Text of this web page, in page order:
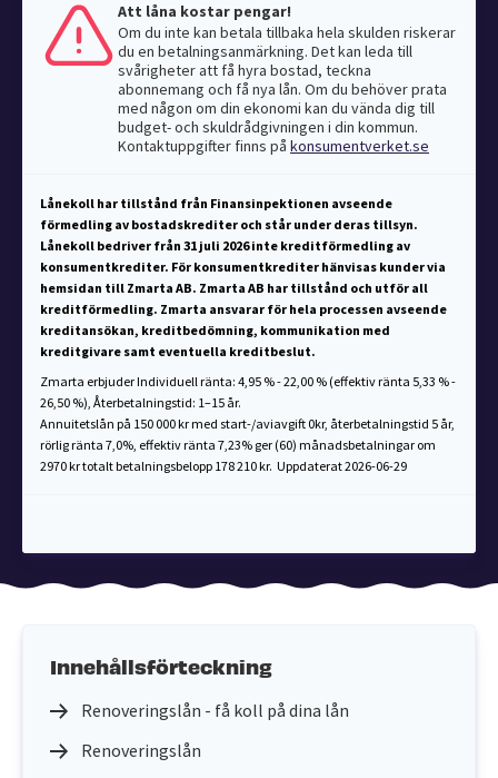
Att låna kostar pengar!
Om du inte kan betala tillbaka hela skulden riskerar
du en betalningsanmärkning. Det kan leda till
svårigheter att få hyra bostad, teckna
abonnemang och få nya lån. Om du behöver prata
med någon om din ekonomi kan du vända dig till
budget- och skuldrådgivningen i din kommun.
Kontaktuppgifter finns på konsumentverket.se
Lånekoll har tillstånd från Finansinpektionen avseende
förmedling av bostadskrediter och står under deras tillsyn.
Lånekoll bedriver från 31 juli 2026 inte kreditförmedling av
konsumentkrediter. För konsumentkrediter hänvisas kunder via
hemsidan till Zmarta AB. Zmarta AB har tillstånd och utför all
kreditförmedling. Zmarta ansvarar för hela processen avseende
kreditansökan, kreditbedömning, kommunikation med
kreditgivare samt eventuella kreditbeslut.
Zmarta erbjuder Individuell ränta: 4,95 % - 22,00 % (effektiv ränta 5,33 % -
26,50 %), Återbetalningstid: 1–15 år.
Annuitetslån på 150 000 kr med start-/aviavgift 0kr, återbetalningstid 5 år,
rörlig ränta 7,0%, effektiv ränta 7,23% ger (60) månadsbetalningar om
2970 kr totalt betalningsbelopp 178 210 kr. Uppdaterat 2026-06-29
Innehållsförteckning
Renoveringslån - få koll på dina lån
Renoveringslån